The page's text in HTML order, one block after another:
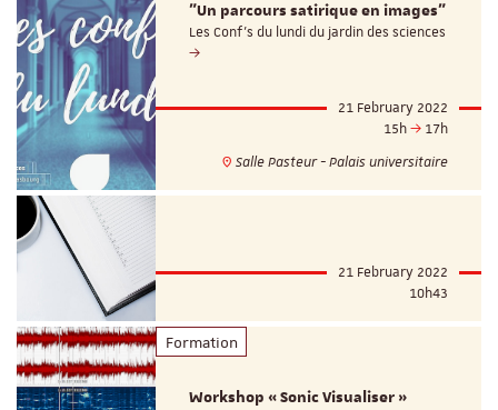
"Un parcours satirique en images"
Les Conf's du lundi du jardin des sciences
21 February 2022
15h
17h
Salle Pasteur - Palais universitaire
21 February 2022
10h43
Formation
Workshop « Sonic Visualiser »